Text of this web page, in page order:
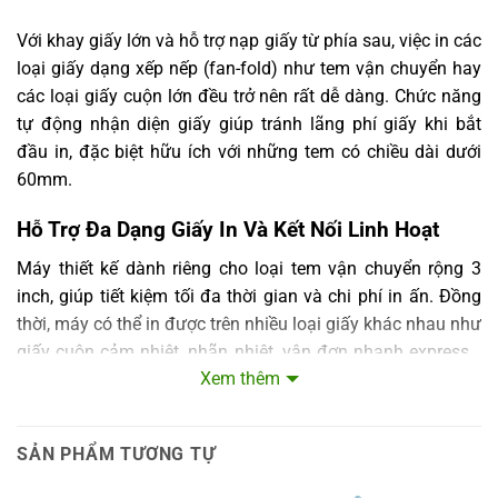
Với khay giấy lớn và hỗ trợ nạp giấy từ phía sau, việc in các
loại giấy dạng xếp nếp (fan-fold) như tem vận chuyển hay
các loại giấy cuộn lớn đều trở nên rất dễ dàng. Chức năng
tự động nhận diện giấy giúp tránh lãng phí giấy khi bắt
đầu in, đặc biệt hữu ích với những tem có chiều dài dưới
60mm.
Hỗ Trợ Đa Dạng Giấy In Và Kết Nối Linh Hoạt
Máy thiết kế dành riêng cho loại tem vận chuyển rộng 3
inch, giúp tiết kiệm tối đa thời gian và chi phí in ấn. Đồng
thời, máy có thể in được trên nhiều loại giấy khác nhau như
giấy cuộn cảm nhiệt, nhãn nhiệt, vận đơn nhanh express…
giúp bạn dễ dàng xử lý các loại tem nhãn trong công việc
Máy in tem nhãn này có khả năng hoạt động tốt cùng
Xem thêm
SẢN PHẨM TƯƠNG TỰ